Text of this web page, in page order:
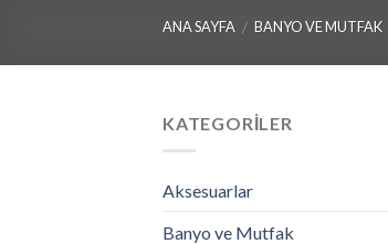
ANA SAYFA / BANYO VE MUTFAK
KATEGORILER
Aksesuarlar
Banyo ve Mutfak